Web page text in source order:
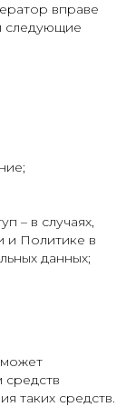
вправе
следующие
– в случаях,
и Политике в
данных;
средств
таких средств.